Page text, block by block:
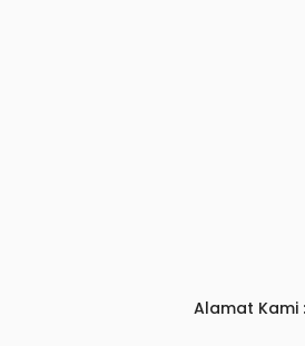
Alamat Kami :